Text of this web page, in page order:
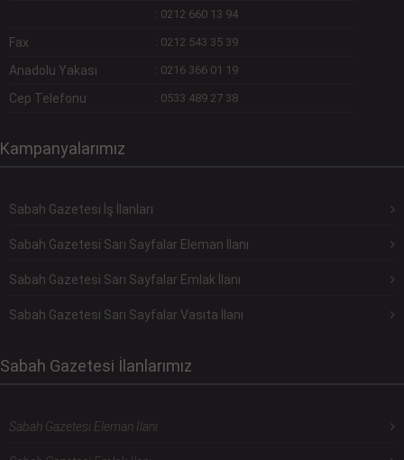
: 0212 660 13 94
Fax : 0212 543 35 39
Anadolu Yakası : 0216 366 01 19
Cep Telefonu : 0533 489 27 38
Kampanyalarımız
Sabah Gazetesi İş İlanları
Sabah Gazetesi Sarı Sayfalar Eleman İlanı
Sabah Gazetesi Sarı Sayfalar Emlak İlanı
Sabah Gazetesi Sarı Sayfalar Vasıta İlanı
Sabah Gazetesi İlanlarımız
Sabah Gazetesi Eleman İlanı